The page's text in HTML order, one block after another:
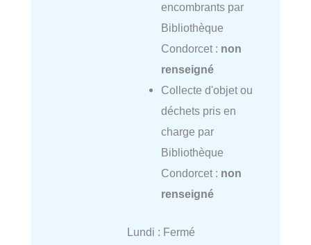
encombrants par
Bibliothèque
Condorcet : non
renseigné
Collecte d'objet ou
déchets pris en
charge par
Bibliothèque
Condorcet : non
renseigné
Lundi : Fermé